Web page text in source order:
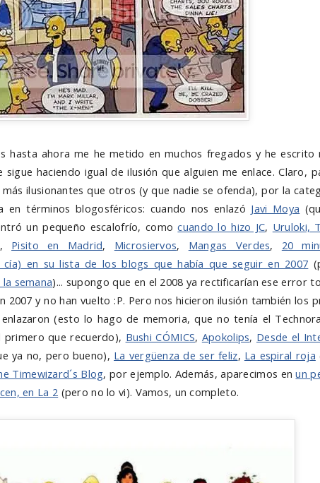
hasta ahora me he metido en muchos fregados y he escrito
haciendo igual de ilusión que alguien me enlace. Claro,
ilusionantes que otros (y que nadie se ofenda), por la
en términos blogosféricos: cuando nos enlazó Javi Moya
un pequeño escalofrío, comocuando lo hizo JC, Uruloki,
, Pisito en Madrid, Microsiervos, Mangas Verdes, 20
en su lista de los blogs que había que seguir en 2007
semana)... supongo que en el 2008 ya rectificarían ese error
2007 y no han vuelto :P. Pero nos hicieron ilusión también los
(esto lo hago de memoria, que no tenía el
primero que recuerdo), Bushi CÓMICS, Apokolips, Desde el
ya no, pero bueno), La vergüenza de ser feliz, La espiral roja
Timewizard´s Blog, por ejemplo. Además, aparecimos enun
en La 2 (pero no lo vi). Vamos, un completo.